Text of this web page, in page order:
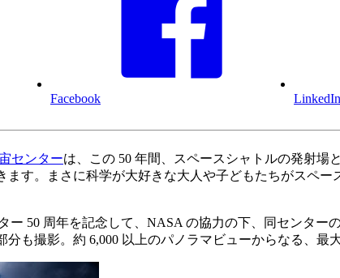
Facebook LinkedIn
センターは、この 50 年間、スペースシャトルの発射
ます。まさに科学が大好きな大人や子どもたちがスペ
ー 50 周年を記念して、NASA の協力の下、同センタ
分も撮影。約 6,000 以上のパノラマビューからなる、